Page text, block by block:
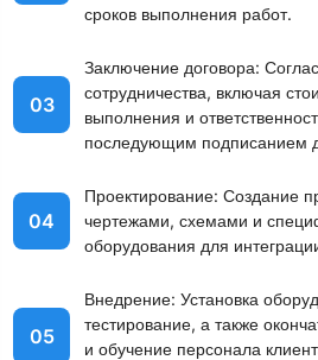
сроков выполнения работ.
03
Заключение договора:
сотрудничества, включая
выполнения и
последующим подписанием
04
Проектирование: Создание
чертежами, схемами и
оборудования для
05
Внедрение: Установка
тестирование, а также
и обучение персонала